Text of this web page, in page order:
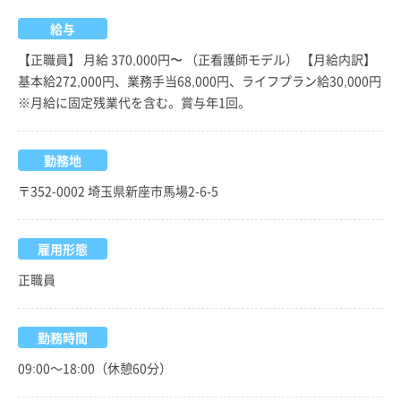
給与
【正職員】 月給 370,000円〜 （正看護師モデル） 【月給内訳】
基本給272,000円、業務手当68,000円、ライフプラン給30,000円
※月給に固定残業代を含む。賞与年1回。
勤務地
〒352-0002 埼玉県新座市馬場2-6-5
雇用形態
正職員
勤務時間
09:00～18:00（休憩60分）